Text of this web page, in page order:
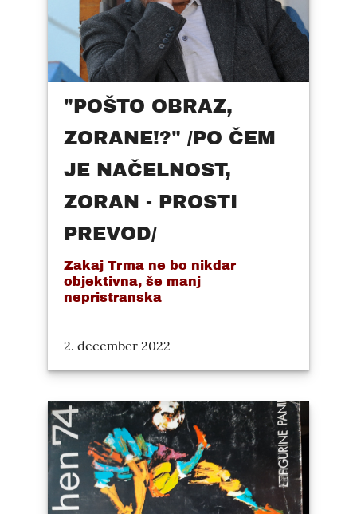
"POŠTO OBRAZ,
ZORANE!?" /PO ČEM
JE NAČELNOST,
ZORAN - PROSTI
PREVOD/
Zakaj Trma ne bo nikdar
objektivna, še manj
nepristranska
2. december 2022